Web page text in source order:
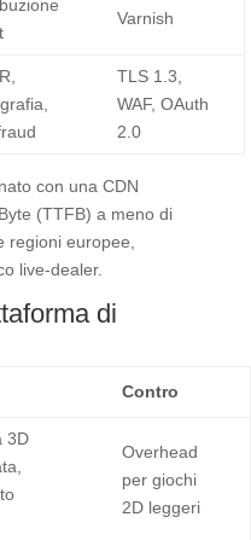
Varnish
TLS 1.3,
WAF, OAuth
2.0
con una CDN
(TTFB) a meno di
regioni europee,
live‑dealer.
di
Contro
3D
Overhead
per giochi
2D leggeri